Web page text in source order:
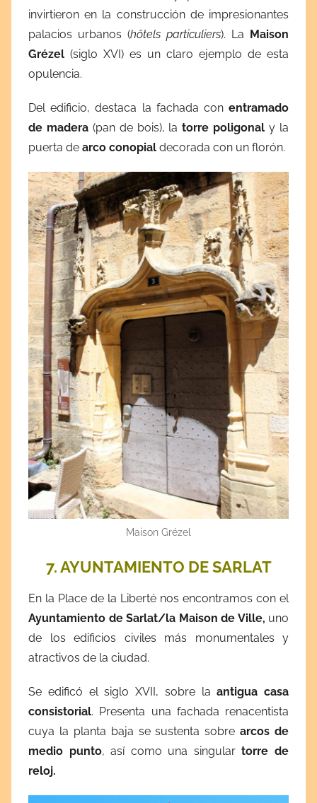
invirtieron en la construcción de impresionantes
palacios urbanos (hôtels particuliers). La
Maison
Grézel (siglo XVI) es un claro ejemplo de esta
opulencia.
Del edificio, destaca la fachada con entramado
de madera(pan de bois), la torre poligonal y la
puerta de arco conopial decorada con un florón.
Maison Grézel
7. AYUNTAMIENTO DE SARLAT
En la Place de la Liberté nos encontramos con el
Ayuntamiento de Sarlat/la Maison de Ville, uno
de los edificios civiles más monumentales y
atractivos de la ciudad.
Se edificó el siglo XVII, sobre la antigua casa
consistorial. Presenta una fachada renacentista
cuya la planta baja se sustenta sobrearcos de
medio punto, así como una singulartorre de
reloj.